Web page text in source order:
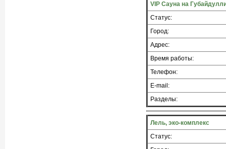
VIP Сауна на
Статус:
Город:
Адрес:
Время работы:
Телефон:
E-mail:
Разделы:
Лель, эко-комплекс
Статус: